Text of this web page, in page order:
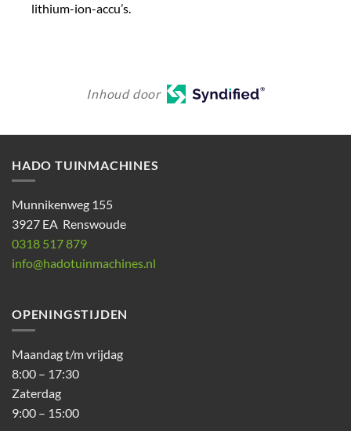
lithium-ion-accu’s.
Inhoud door
HADO TUINMACHINES
Munnikenweg 155
3927 EA Renswoude
0318 517 879
info@hadotuinmachines.nl
OPENINGSTIJDEN
Maandag t/m vrijdag
8:00 – 17:30
Zaterdag
9:00 – 15:00